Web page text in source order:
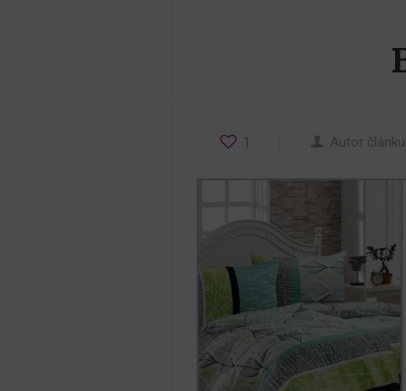
1 Autor článku: